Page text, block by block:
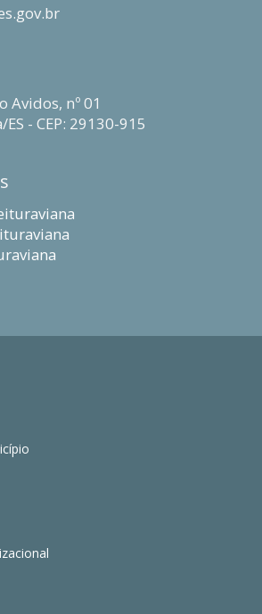
Avidos, nº 01
- CEP: 29130-915